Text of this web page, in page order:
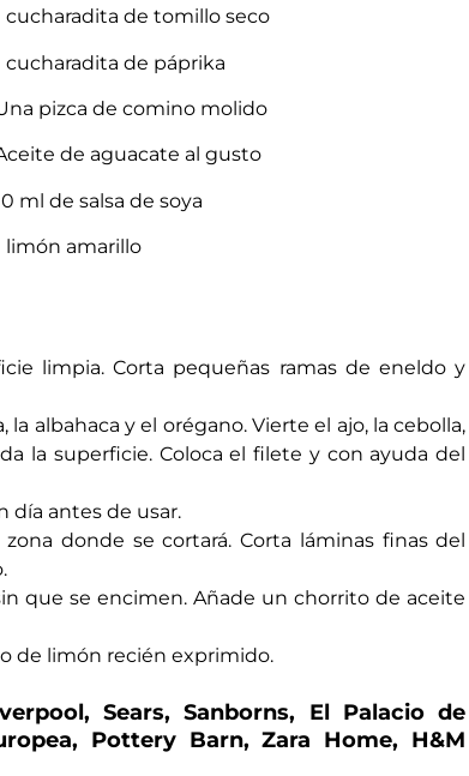
cucharadita de tomillo seco
cucharadita de páprika
pizca de comino molido
de aguacate al gusto
ml de salsa de soya
limón amarillo
limpia. Corta pequeñas ramas de eneldo y
albahaca y el orégano. Vierte el ajo, la cebolla,
la superficie. Coloca el filete y con ayuda del
día antes de usar.
donde se cortará. Corta láminas finas del
que se encimen. Añade un chorrito de aceite
de limón recién exprimido.
Sears, Sanborns, El Palacio de
Pottery Barn, Zara Home, H&M